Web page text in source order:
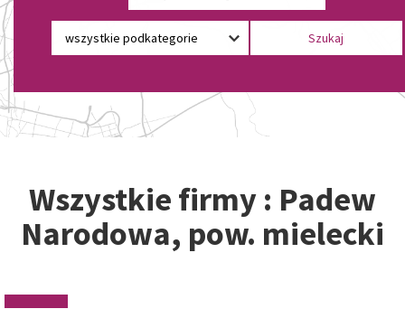
Wszystkie firmy : Padew
Narodowa, pow. mielecki